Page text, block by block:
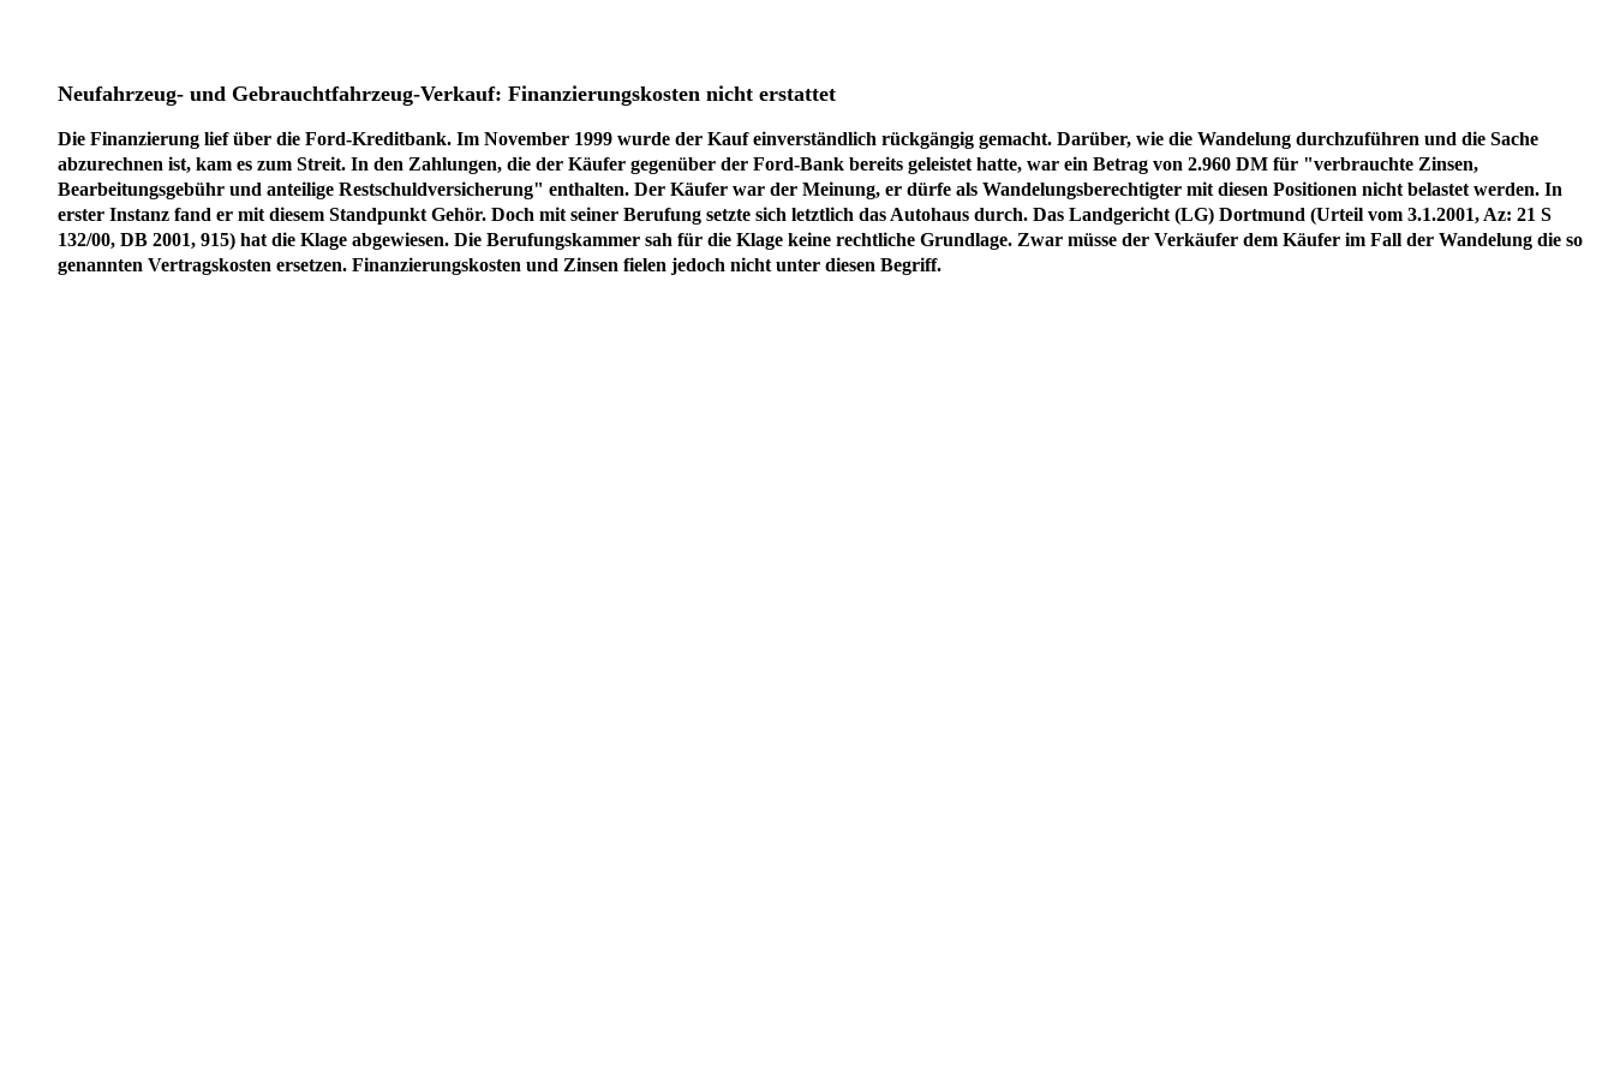
Neufahrzeug- und Gebrauchtfahrzeug-Verkauf: Finanzierungskosten nicht erstattet
Die Finanzierung lief über die Ford-Kreditbank. Im November 1999 wurde der Kauf einverständlich rückgängig gemacht. Darüber, wie die Wandelung durchzuführen und die Sache
abzurechnen ist, kam es zum Streit. In den Zahlungen, die der Käufer gegenüber der Ford-Bank bereits geleistet hatte, war ein Betrag von 2.960 DM für "verbrauchte Zinsen,
Bearbeitungsgebühr und anteilige Restschuldversicherung" enthalten. Der Käufer war der Meinung, er dürfe als Wandelungsberechtigter mit diesen Positionen nicht belastet werden. In
erster Instanz fand er mit diesem Standpunkt Gehör. Doch mit seiner Berufung setzte sich letztlich das Autohaus durch. Das Landgericht (LG) Dortmund (Urteil vom 3.1.2001, Az: 21 S
132/00, DB 2001, 915) hat die Klage abgewiesen. Die Berufungskammer sah für die Klage keine rechtliche Grundlage. Zwar müsse der Verkäufer dem Käufer im Fall der Wandelung die so
genannten Vertragskosten ersetzen. Finanzierungskosten und Zinsen fielen jedoch nicht unter diesen Begriff.